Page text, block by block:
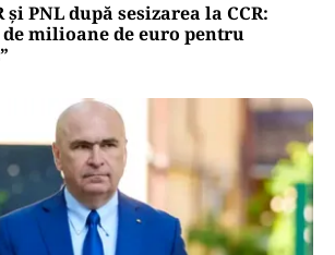
și PNL după sesizarea la CCR:
de milioane de euro pentru